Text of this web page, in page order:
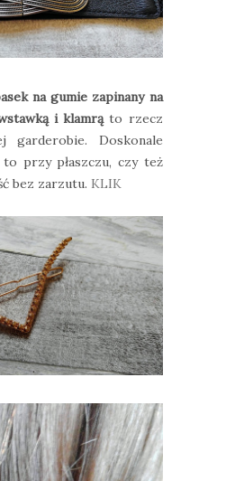
na gumie zapinany na
i klamrąto rzecz
garderobie. Doskonale
przy płaszczu, czy też
bez zarzutu. KLIK